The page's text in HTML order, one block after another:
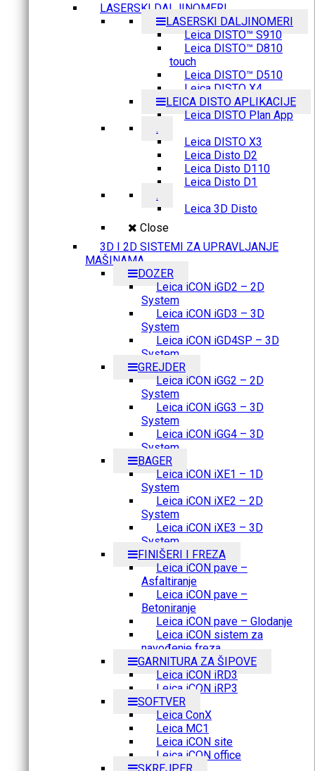
LASERSKI DALJINOMERI
LASERSKI DALJINOMERI
Leica DISTO™ S910
Leica DISTO™ D810
touch
Leica DISTO™ D510
Leica DISTO X4
LEICA DISTO APLIKACIJE
Leica DISTO Plan App
.
Leica DISTO X3
Leica Disto D2
Leica Disto D110
Leica Disto D1
.
Leica 3D Disto
Close
3D I 2D SISTEMI ZA UPRAVLJANJE
MAŠINAMA
DOZER
Leica iCON iGD2 – 2D
System
Leica iCON iGD3 – 3D
System
Leica iCON iGD4SP – 3D
System
GREJDER
Leica iCON iGG2 – 2D
System
Leica iCON iGG3 – 3D
System
Leica iCON iGG4 – 3D
System
BAGER
Leica iCON iXE1 – 1D
System
Leica iCON iXE2 – 2D
System
Leica iCON iXE3 – 3D
System
FINIŠERI I FREZA
Leica iCON pave –
Asfaltiranje
Leica iCON pave –
Betoniranje
Leica iCON pave – Glodanje
Leica iCON sistem za
navođenje freza
GARNITURA ZA ŠIPOVE
Leica iCON iRD3
Leica iCON iRP3
SOFTVER
Leica ConX
Leica MC1
Leica iCON site
Leica iCON office